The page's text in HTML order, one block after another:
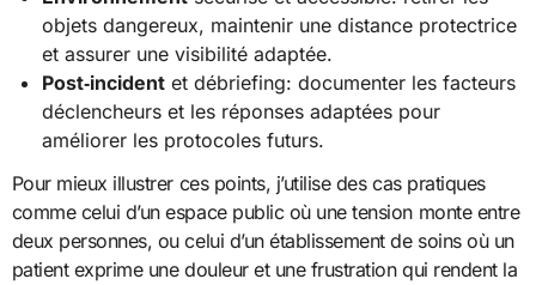
objets dangereux, maintenir une distance protectrice
et assurer une visibilité adaptée.
Post‑incident et débriefing: documenter les facteurs
déclencheurs et les réponses adaptées pour
améliorer les protocoles futurs.
Pour mieux illustrer ces points, j’utilise des cas pratiques
comme celui d’un espace public où une tension monte entre
deux personnes, ou celui d’un établissement de soins où un
patient exprime une douleur et une frustration qui rendent la